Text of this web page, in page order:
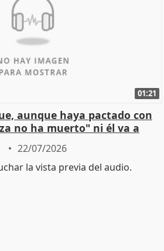
01:21
aunque haya pactado con
no ha muerto" ni él va a
22/07/2026